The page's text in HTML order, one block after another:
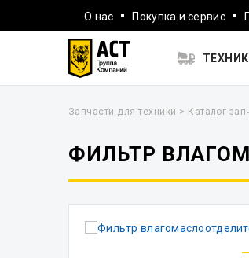
О нас Покупка и сервис
Запчасти для техники > Каталог
ФИЛЬТР